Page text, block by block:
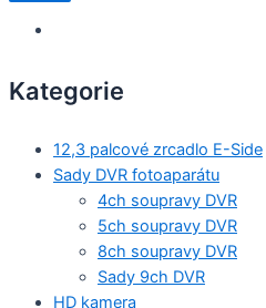
Kategorie
12,3 palcové zrcadlo E-Side
Sady DVR fotoaparátu
4ch soupravy DVR
5ch soupravy DVR
8ch soupravy DVR
Sady 9ch DVR
HD kamera